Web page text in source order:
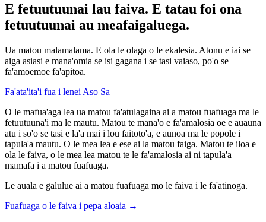
E fetuutuunai lau faiva. E tatau foi ona
fetuutuunai au meafaigaluega.
Ua matou malamalama. E ola le olaga o le ekalesia. Atonu e iai se
aiga asiasi e mana'omia se isi gagana i se tasi vaiaso, po'o se
fa'amoemoe fa'apitoa.
Fa'ata'ita'i fua i lenei Aso Sa
O le mafua'aga lea ua matou fa'atulagaina ai a matou fuafuaga ma le
fetuutuuna'i ma le mautu. Matou te mana'o e fa'amalosia oe e auauna
atu i so'o se tasi e la'a mai i lou faitoto'a, e aunoa ma le popole i
tapula'a mautu. O le mea lea e ese ai la matou faiga. Matou te iloa e
ola le faiva, o le mea lea matou te le fa'amalosia ai ni tapula'a
mamafa i a matou fuafuaga.
Le auala e galulue ai a matou fuafuaga mo le faiva i le fa'atinoga.
Fuafuaga o le faiva i pepa aloaia →